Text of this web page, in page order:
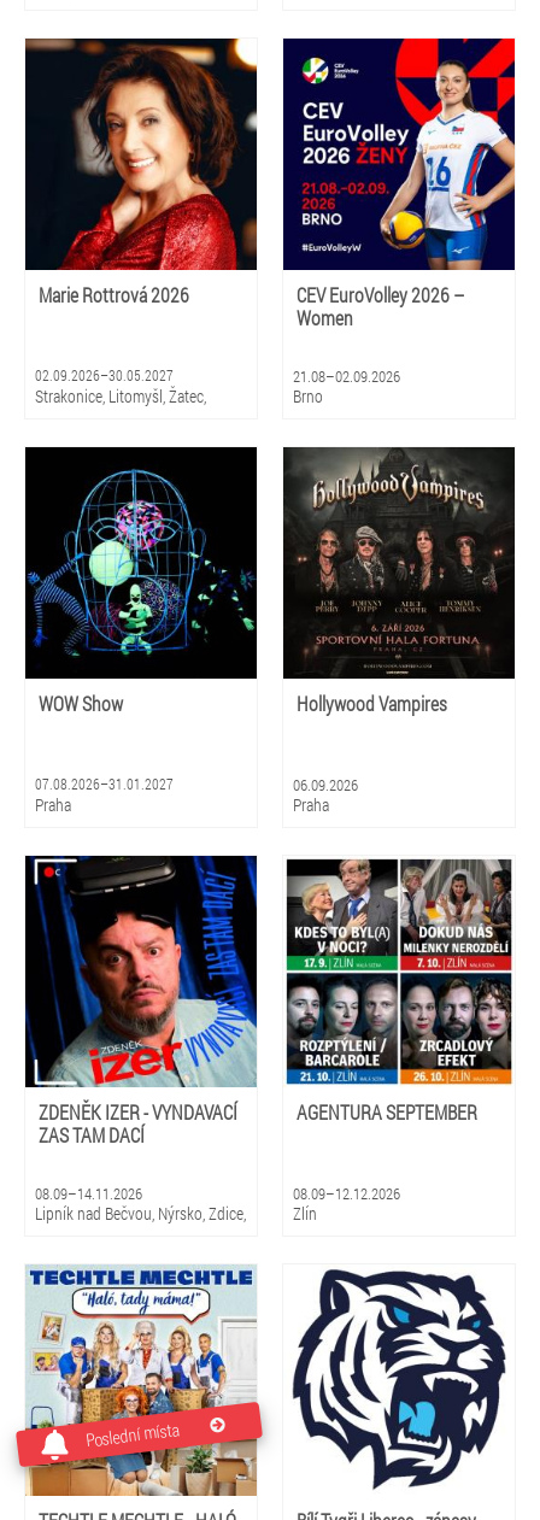
Marie Rottrová 2026
02.09.2026–30.05.2027
Strakonice, Litomyšl, Žatec,
Praha, Ostrava, Pardubice, Plzeň
CEV EuroVolley 2026 –
Women
21.08–02.09.2026
Brno
WOW Show
07.08.2026–31.01.2027
Praha
Hollywood Vampires
06.09.2026
Praha
ZDENĚK IZER - VYNDAVACÍ
ZAS TAM DACÍ
08.09–14.11.2026
Lipník nad Bečvou, Nýrsko, Zdice,
Kunštát, Třešť, Žďár nad
Sázavou, Valeč, Bělá pod
Bezdězem
AGENTURA SEPTEMBER
08.09–12.12.2026
Zlín
Poslední místa